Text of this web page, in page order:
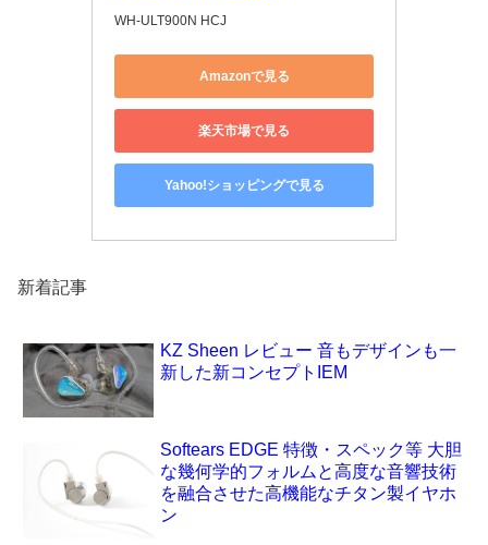
WH-ULT900N HCJ
Amazonで見る
楽天市場で見る
Yahoo!ショッピングで見る
新着記事
KZ Sheen レビュー 音もデザインも一
新した新コンセプトIEM
Softears EDGE 特徴・スペック等 大胆
な幾何学的フォルムと高度な音響技術
を融合させた高機能なチタン製イヤホ
ン